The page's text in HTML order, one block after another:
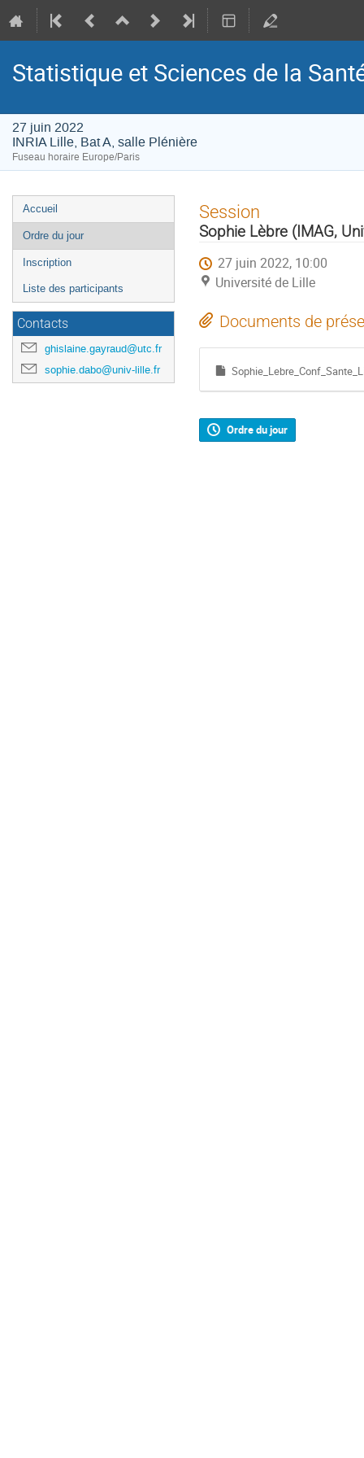
Statistique et Sciences de la
27 juin 2022
INRIA Lille, Bat A, salle Plénière
Fuseau horaire Europe/Paris
Menu
de
l'événement
Accueil
Ordre du jour
Inscription
Liste des participants
Contacts
ghislaine.gayraud@utc.fr
sophie.dabo@univ-lille.fr
Session
Sophie Lèbre (IMAG,
27 juin 2022, 10:00
Université de Lille
Documents de
Ordre du jour